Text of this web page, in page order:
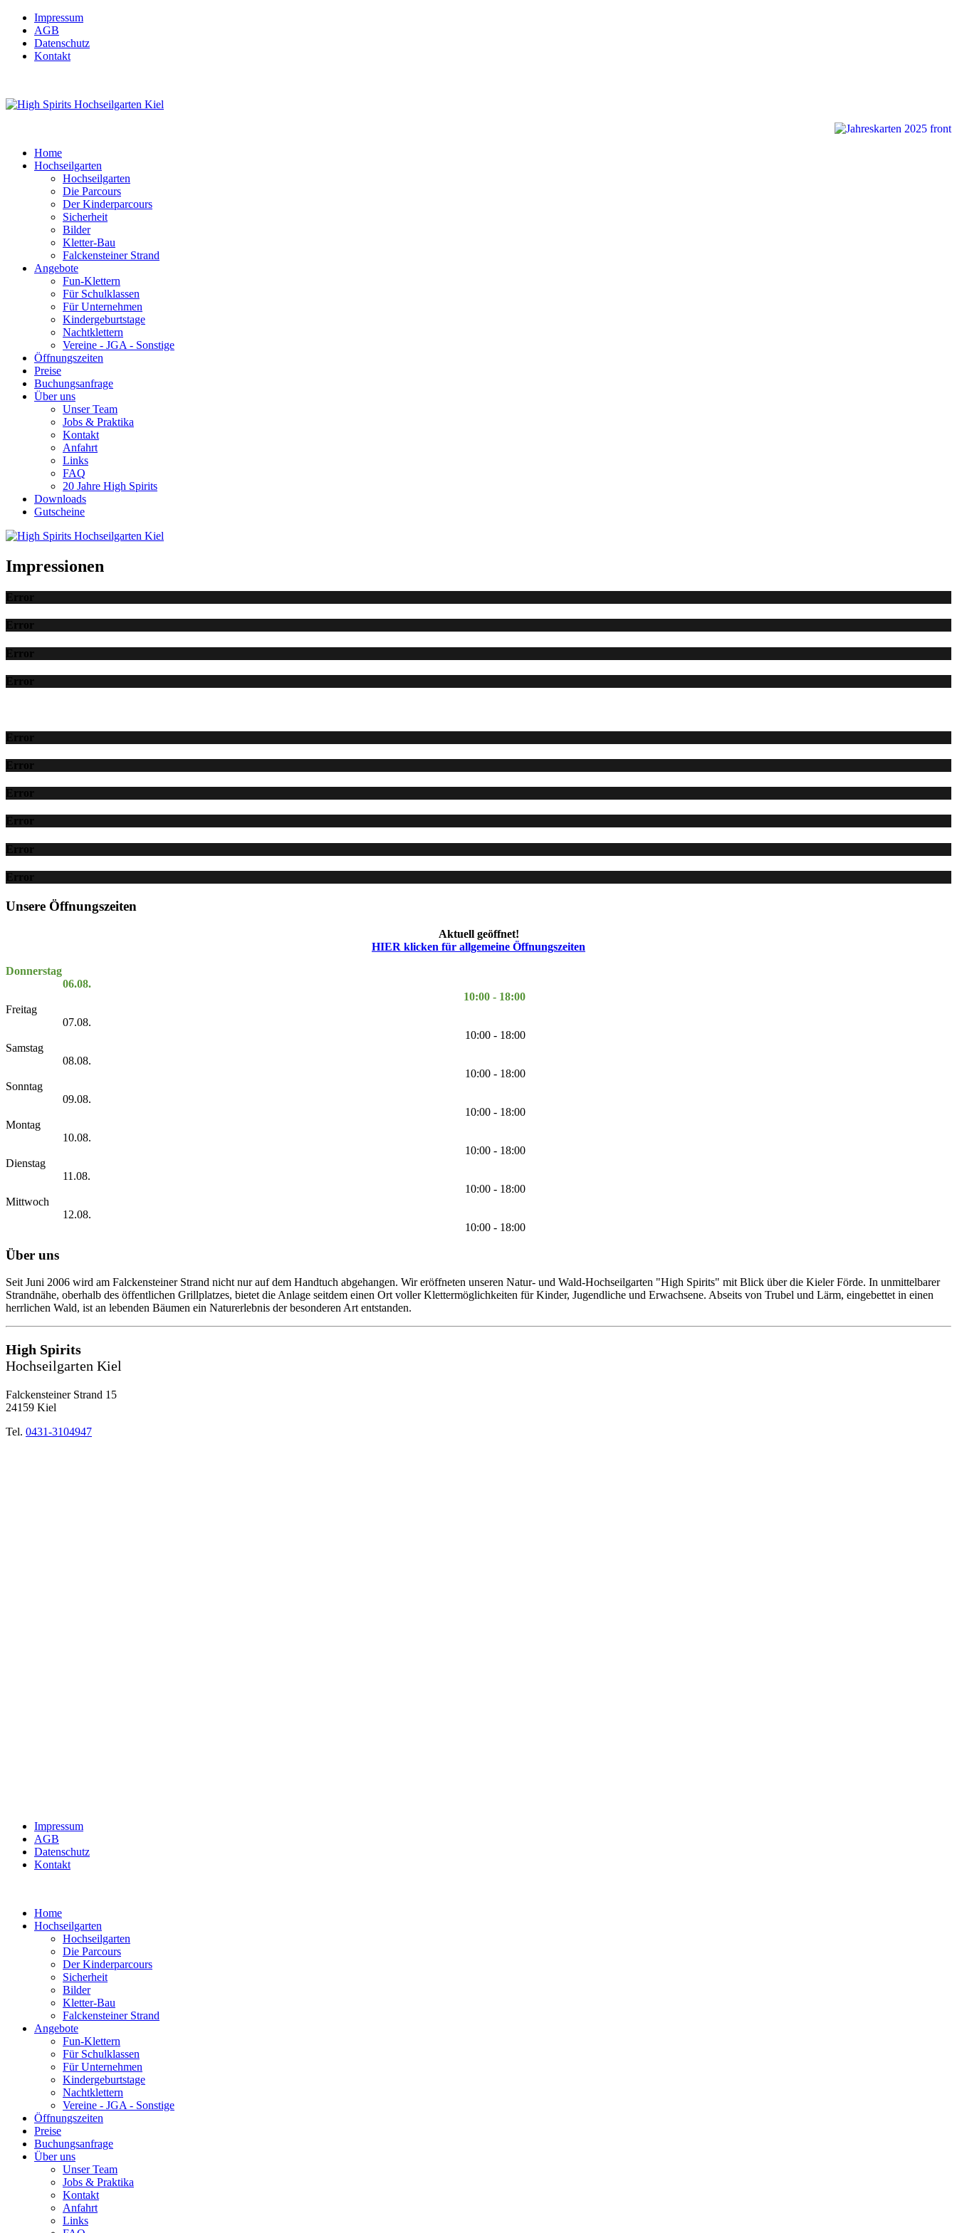
Impressum
AGB
Datenschutz
Kontakt
Home
Hochseilgarten
Hochseilgarten
Die Parcours
Der Kinderparcours
Sicherheit
Bilder
Kletter-Bau
Falckensteiner Strand
Angebote
Fun-Klettern
Für Schulklassen
Für Unternehmen
Kindergeburtstage
Nachtklettern
Vereine - JGA - Sonstige
Öffnungszeiten
Preise
Buchungsanfrage
Über uns
Unser Team
Jobs & Praktika
Kontakt
Anfahrt
Links
FAQ
20 Jahre High Spirits
Downloads
Gutscheine
Impressionen
Error
Error
Error
Error
Error
Error
Error
Error
Error
Error
Unsere Öffnungszeiten
Aktuell geöffnet!
HIER klicken für allgemeine Öffnungszeiten
Donnerstag
06.08.
10:00 - 18:00
Freitag
07.08.
10:00 - 18:00
Samstag
08.08.
10:00 - 18:00
Sonntag
09.08.
10:00 - 18:00
Montag
10.08.
10:00 - 18:00
Dienstag
11.08.
10:00 - 18:00
Mittwoch
12.08.
10:00 - 18:00
Über uns
Seit Juni 2006 wird am Falckensteiner Strand nicht nur auf dem Handtuch abgehangen. Wir eröffneten unseren Natur- und Wald-Hochseilgarten "High Spirits" mit Blick über die Kieler Förde. In unmittelbarer
Strandnähe, oberhalb des öffentlichen Grillplatzes, bietet die Anlage seitdem einen Ort voller Klettermöglichkeiten für Kinder, Jugendliche und Erwachsene. Abseits von Trubel und Lärm, eingebettet in einen
herrlichen Wald, ist an lebenden Bäumen ein Naturerlebnis der besonderen Art entstanden.
High Spirits
Hochseilgarten Kiel
Falckensteiner Strand 15
24159 Kiel
Tel. 0431-3104947
Impressum
AGB
Datenschutz
Kontakt
Home
Hochseilgarten
Hochseilgarten
Die Parcours
Der Kinderparcours
Sicherheit
Bilder
Kletter-Bau
Falckensteiner Strand
Angebote
Fun-Klettern
Für Schulklassen
Für Unternehmen
Kindergeburtstage
Nachtklettern
Vereine - JGA - Sonstige
Öffnungszeiten
Preise
Buchungsanfrage
Über uns
Unser Team
Jobs & Praktika
Kontakt
Anfahrt
Links